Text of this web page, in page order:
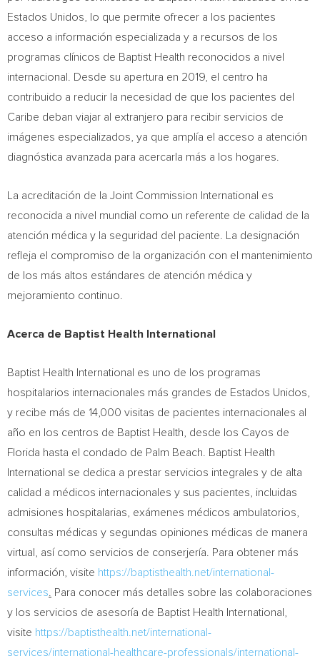
Estados Unidos, lo que permite ofrecer a los pacientes
acceso a información especializada y a recursos de los
programas clínicos de Baptist Health reconocidos a nivel
internacional. Desde su apertura en 2019, el centro ha
contribuido a reducir la necesidad de que los pacientes del
Caribe deban viajar al extranjero para recibir servicios de
imágenes especializados, ya que amplía el acceso a atención
diagnóstica avanzada para acercarla más a los hogares.
La acreditación de la Joint Commission International es
reconocida a nivel mundial como un referente de calidad de la
atención médica y la seguridad del paciente. La designación
refleja el compromiso de la organización con el mantenimiento
de los más altos estándares de atención médica y
mejoramiento continuo.
Acerca de Baptist Health International
Baptist Health International es uno de los programas
hospitalarios internacionales más grandes de Estados Unidos,
y recibe más de 14,000 visitas de pacientes internacionales al
año en los centros de Baptist Health, desde los Cayos de
Florida hasta el condado de Palm Beach. Baptist Health
International se dedica a prestar servicios integrales y de alta
calidad a médicos internacionales y sus pacientes, incluidas
admisiones hospitalarias, exámenes médicos ambulatorios,
consultas médicas y segundas opiniones médicas de manera
virtual, así como servicios de conserjería. Para obtener más
información, visite https://baptisthealth.net/international-
services
Para conocer más detalles sobre las colaboraciones
y los servicios de asesoría de Baptist Health International,
visite https://baptisthealth.net/international-
services/international-healthcare-professionals/international-